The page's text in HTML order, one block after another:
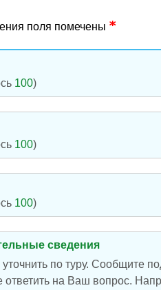
поля помечены
100)
100)
100)
сведения
по туру. Сообщите
ответить на Ваш вопрос.